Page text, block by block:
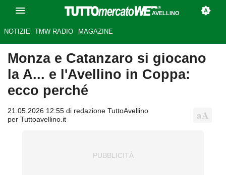
AVELLINO
NOTIZIE TMW RADIO MAGAZINE
Monza e Catanzaro si giocano
la A... e l'Avellino in Coppa:
ecco perché
21.05.2026 12:55 di redazione TuttoAvellino
per Tuttoavellino.it